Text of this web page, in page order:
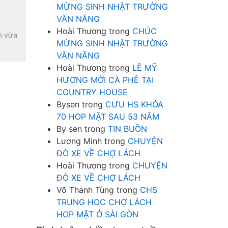
vừa
MỪNG SINH NHẬT TRƯỜNG
VĂN NĂNG
Hoài Thương trong CHÚC
MỪNG SINH NHẬT TRƯỜNG
VĂN NĂNG
Hoài Thương trong LÊ MỸ
HƯƠNG MỜI CÀ PHÊ TẠI
COUNTRY HOUSE
Bysen trong CƯU HS KHÓA
70 HOP MẶT SAU 53 NĂM
By sen trong TIN BUỒN
Lương Minh trong CHUYỆN
ĐÒ XE VỀ CHỢ LÁCH
Hoài Thương trong CHUYỆN
ĐÒ XE VỀ CHỢ LÁCH
Võ Thanh Tùng trong CHS
TRUNG HOC CHỢ LÁCH
HOP MẶT Ở SÀI GÒN